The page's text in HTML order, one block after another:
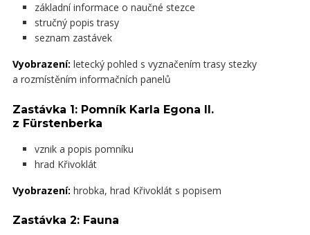
základní informace o naučné stezce
stručný popis trasy
seznam zastávek
Vyobrazení: letecký pohled s vyznačením trasy stezky
a rozmístěním informačních panelů
Zastávka 1: Pomník Karla Egona II.
z Fürstenberka
vznik a popis pomníku
hrad Křivoklát
Vyobrazení: hrobka, hrad Křivoklát s popisem
Zastávka 2: Fauna